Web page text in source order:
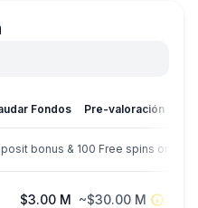
Fondos Pre-valoración
bonus & 100 Free spins on sign
$3.00 M ~$30.00 M